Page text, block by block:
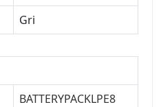
Gri
BATTERYPACKLPE8